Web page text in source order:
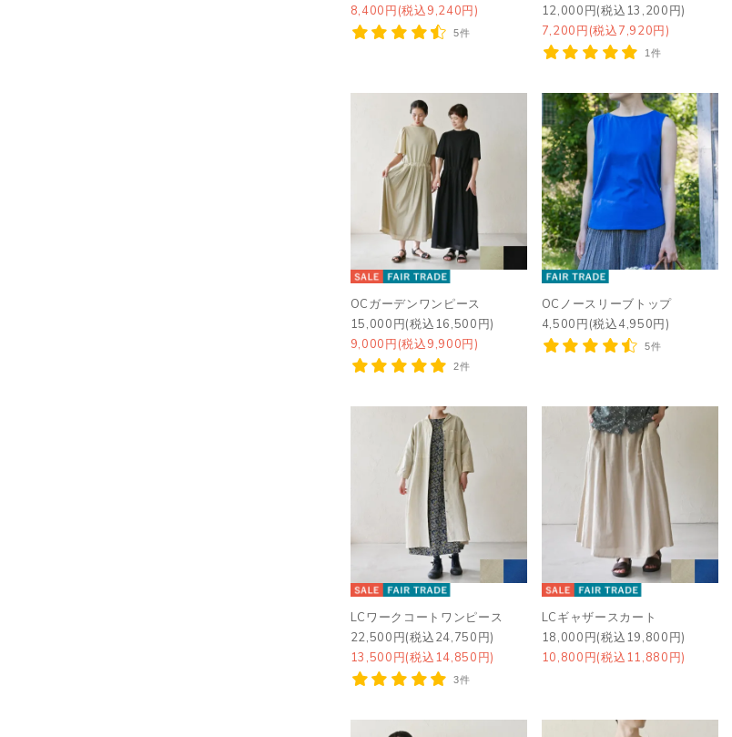
8,400円(税込9,240円)
5件
12,000円(税込13,200円)
7,200円(税込7,920円)
1件
OCガーデンワンピース
15,000円(税込16,500円)
9,000円(税込9,900円)
2件
OCノースリーブトップ
4,500円(税込4,950円)
5件
LCワークコートワンピース
22,500円(税込24,750円)
13,500円(税込14,850円)
3件
LCギャザースカート
18,000円(税込19,800円)
10,800円(税込11,880円)